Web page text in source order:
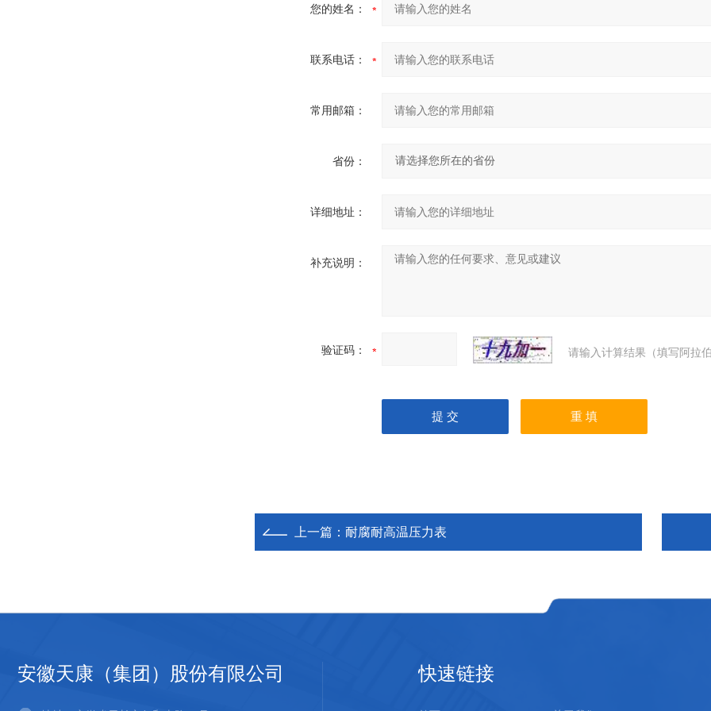
您的姓名：
联系电话：
常用邮箱：
省份：
详细地址：
补充说明：
验证码： 请输入计算结果（填写阿拉
上一篇： 耐腐耐高温压力表
安徽天康（集团）股份有限公司 快速链接